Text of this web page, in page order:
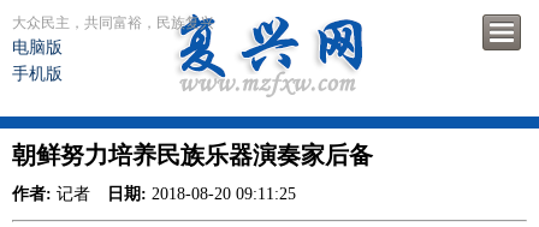
大众民主，共同富裕，民族复兴
电脑版
手机版
朝鲜努力培养民族乐器演奏家后备
作者: 记者 日期: 2018-08-20 09:11:25